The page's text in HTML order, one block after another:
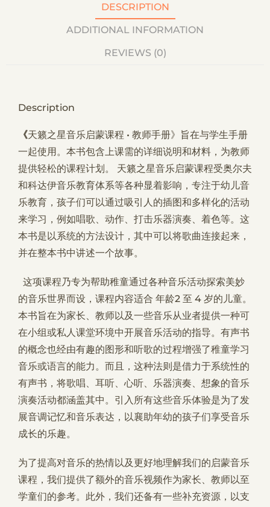
DESCRIPTION
ADDITIONAL INFORMATION
REVIEWS (0)
Description
《天籁之星音乐启蒙课程 • 教师手册》旨在与学生手册
一起使用。本书包含上课需的详细说明和材料，为教师
提供轻松的课程计划。 天籁之星音乐启蒙课程受奥尔夫
和科达伊音乐教育体系等各种显着影响，专注于幼儿音
乐教育，孩子们可以通过吸引人的插图和多样化的活动
来学习，例如唱歌、动作、打击乐器演奏、着色等。这
本书是以系统的方法设计，其中可以将歌曲连接起来，
并在整本书中讲述一个故事。
这项课程乃专为帮助稚童通过各种音乐活动探索美妙
的音乐世界而设，课程内容适合 年龄2 至 4 岁的儿童。
本书旨在为家长、教师以及一些音乐从业者提供一种可
在小组或私人课堂环境中开展音乐活动的指导。有声书
的概念也经由有趣的图形和听歌的过程增强了稚童学习
音乐或语言的能力。而且，这种法则是借力于系统性的
有声书，将歌唱、耳听、心听、乐器演奏、想象的音乐
演奏活动都涵盖其中。引入所有这些音乐体验是为了发
展音调记忆和音乐表达，以襄助年幼的孩子们享受音乐
成长的乐趣。
为了提高对音乐的热情以及更好地理解我们的启蒙音乐
课程，我们提供了额外的音乐视频作为家长、教师以至
学童们的参考。此外，我们还备有一些补充资源，以支